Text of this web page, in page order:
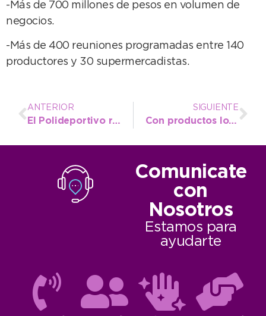
-Más de 700 millones de pesos en volumen de
negocios.
-Más de 400 reuniones programadas entre 140
productores y 30 supermercadistas.
ANTERIOR
El Polideportivo recibió a la selección de vóley femenino Sub 16 de la provincia
SIGUIENTE
Con productos locales y precios accesibles vuelve a abrir “El Mercado” en la plaza Rocha
Comunicate
con
Nosotros
Estamos para
ayudarte